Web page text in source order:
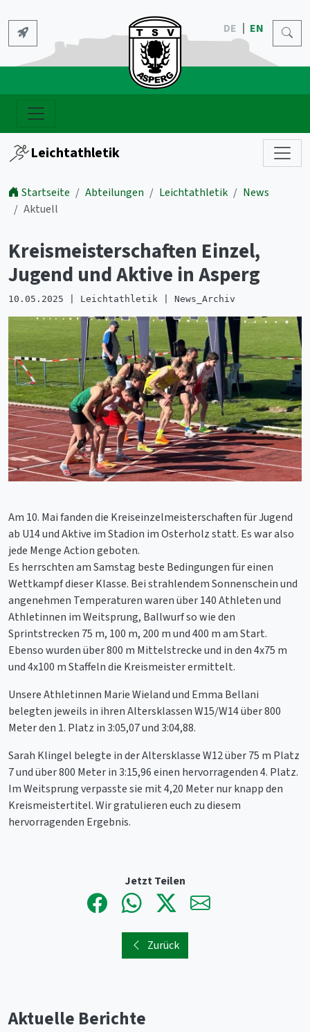
DE EN
Leichtathletik
Startseite Abteilungen Leichtathletik
News
Aktuell
Kreismeisterschaften Einzel,
Jugend und Aktive in Asperg
10.05.2025 | Leichtathletik | News_Archiv
Am 10. Mai fanden die Kreiseinzelmeisterschaften für Jugend
ab U14 und Aktive im Stadion im Osterholz statt. Es war also
jede Menge Action geboten.
Es herrschten am Samstag beste Bedingungen für einen
Wettkampf dieser Klasse. Bei strahlendem Sonnenschein und
angenehmen Temperaturen waren über 140 Athleten und
Athletinnen im Weitsprung, Ballwurf so wie den
Sprintstrecken 75 m, 100 m, 200 m und 400 m am Start.
Ebenso wurden über 800 m Mittelstrecke und in den 4x75 m
und 4x100 m Staffeln die Kreismeister ermittelt.
Unsere Athletinnen Marie Wieland und Emma Bellani
belegten jeweils in ihren Altersklassen W15/W14 über 800
Meter den 1. Platz in 3:05,07 und 3:04,88.
Sarah Klingel belegte in der Altersklasse W12 über 75 m Platz
7 und über 800 Meter in 3:15,96 einen hervorragenden 4. Platz.
Im Weitsprung verpasste sie mit 4,20 Meter nur knapp den
Kreismeistertitel. Wir gratulieren euch zu diesem
hervorragenden Ergebnis.
Jetzt Teilen
Zurück
Aktuelle Berichte